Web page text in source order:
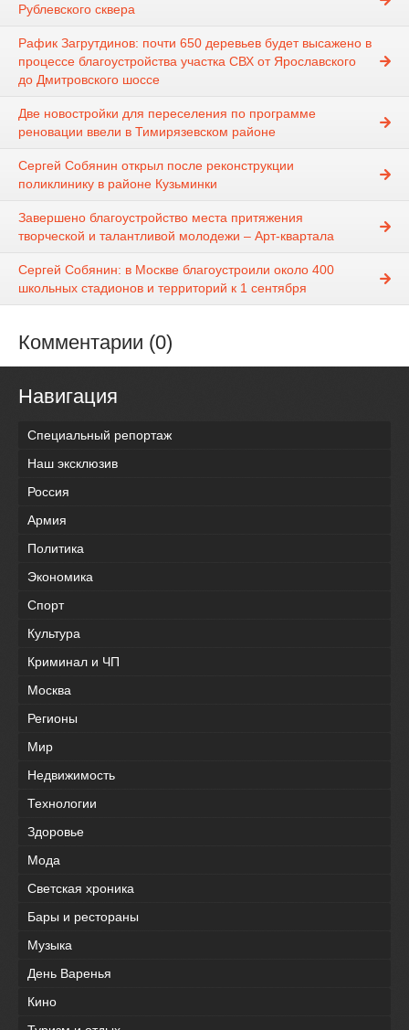
Рублевского сквера
Рафик Загрутдинов: почти 650 деревьев будет высажено в
процессе благоустройства участка СВХ от Ярославского
до Дмитровского шоссе
Две новостройки для переселения по программе
реновации ввели в Тимирязевском районе
Сергей Собянин открыл после реконструкции
поликлинику в районе Кузьминки
Завершено благоустройство места притяжения
творческой и талантливой молодежи – Арт-квартала
Сергей Собянин: в Москве благоустроили около 400
школьных стадионов и территорий к 1 сентября
Комментарии (0)
Навигация
Специальный репортаж
Наш эксклюзив
Россия
Армия
Политика
Экономика
Спорт
Культура
Криминал и ЧП
Москва
Регионы
Мир
Недвижимость
Технологии
Здоровье
Мода
Светская хроника
Бары и рестораны
Музыка
День Варенья
Кино